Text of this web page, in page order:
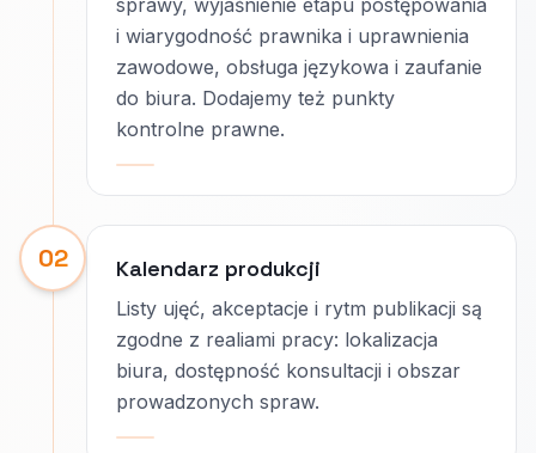
sprawy, wyjaśnienie etapu postępowania
i wiarygodność prawnika i uprawnienia
zawodowe, obsługa językowa i zaufanie
do biura. Dodajemy też punkty
kontrolne prawne.
02 Kalendarz produkcji
Listy ujęć, akceptacje i rytm publikacji są
zgodne z realiami pracy: lokalizacja
biura, dostępność konsultacji i obszar
prowadzonych spraw.